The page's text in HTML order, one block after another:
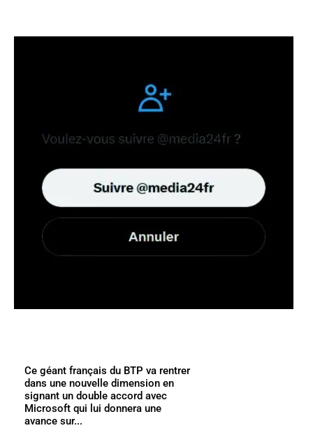
Ce géant français du BTP va rentrer
dans une nouvelle dimension en
signant un double accord avec
Microsoft qui lui donnera une
avance sur...